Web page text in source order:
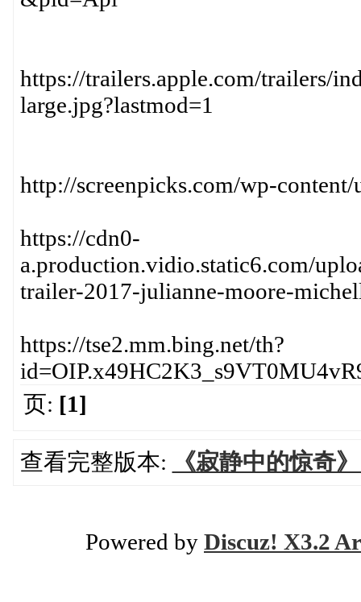
https://trailers.apple.com/trailers/
large.jpg?lastmod=1
http://screenpicks.com/wp-
https://cdn0-
a.production.vidio.static6.com/
trailer-2017-julianne-moore-
https://tse2.mm.bing.net/th?
页: [1]
查看完整版本: 《寂静中的惊奇
Powered by Discuz! X3.2